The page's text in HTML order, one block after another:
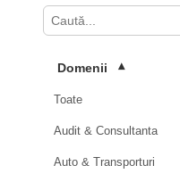
Domenii ▾
Toate
Audit & Consultanta
Auto & Transporturi